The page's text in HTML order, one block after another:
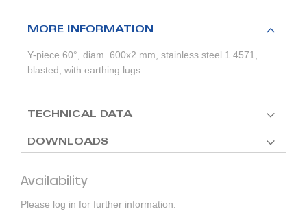
Availability
Please log in for further information.
MORE INFORMATION
Y-piece 60°, diam. 600x2 mm, stainless steel 1.4571,
blasted, with earthing lugs
TECHNICAL DATA
DOWNLOADS